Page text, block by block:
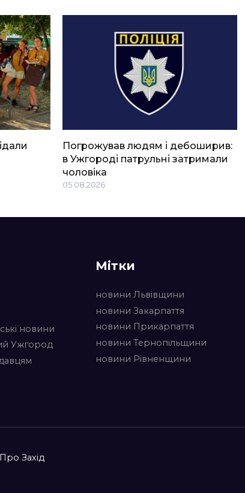
Погрожував людям і дебоширив:
в Ужгороді патрульні затримали
чоловіка
05.08.2026
новини
Ужгород
Мітки
новини Львівщини
новини Закарпаття
новини Прикарпаття
новини Тернопільщини
новини Рівненщини
Захід